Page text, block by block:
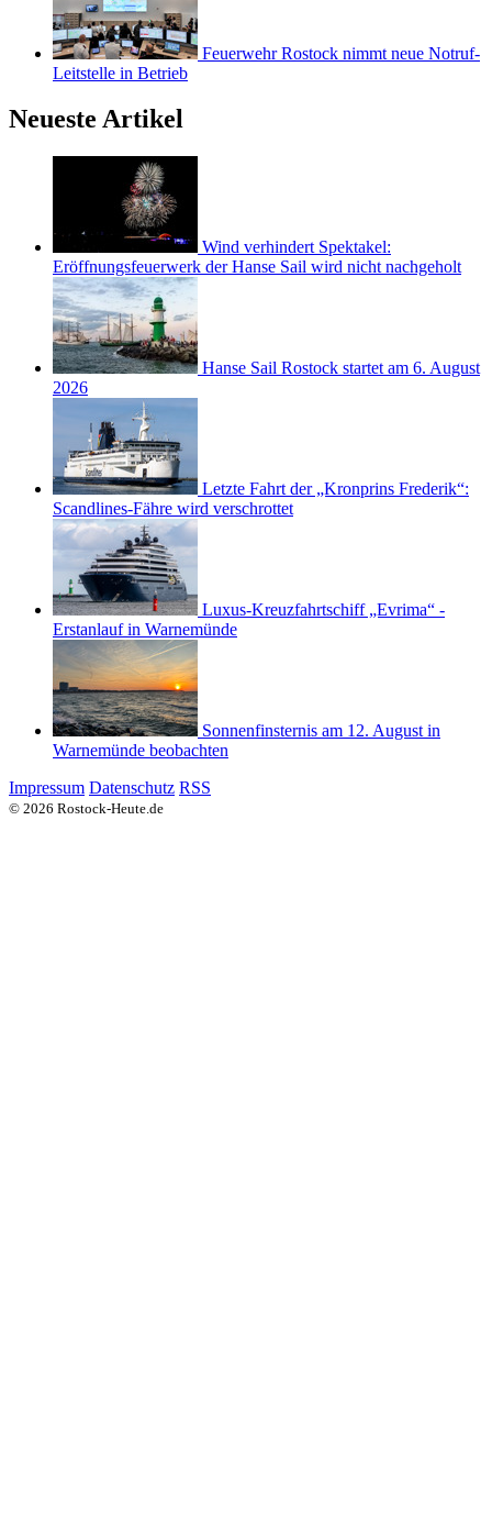
Feuerwehr Rostock nimmt neue Notruf-
Leitstelle in Betrieb
Neueste Artikel
Wind verhindert Spektakel:
Eröffnungsfeuerwerk der Hanse Sail wird nicht nachgeholt
Hanse Sail Rostock startet am 6. August
2026
Letzte Fahrt der „Kronprins Frederik“:
Scandlines-Fähre wird verschrottet
Luxus-Kreuzfahrtschiff „Evrima“ -
Erstanlauf in Warnemünde
Sonnenfinsternis am 12. August in
Warnemünde beobachten
Impressum Datenschutz RSS
© 2026 Rostock-Heute.de